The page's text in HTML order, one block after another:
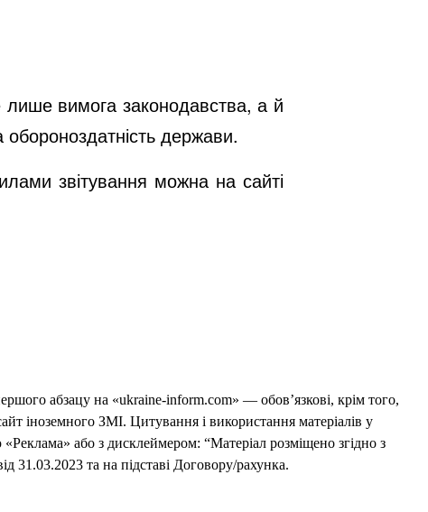
лише вимога законодавства, а й
обороноздатність держави.
звітування можна на сайті
абзацу на «ukraine-inform.com» — обов’язкові, крім того,
іноземного ЗМІ. Цитування і використання матеріалів у
або з дисклеймером: “Матеріал розміщено згідно з
та на підставі Договору/рахунка.